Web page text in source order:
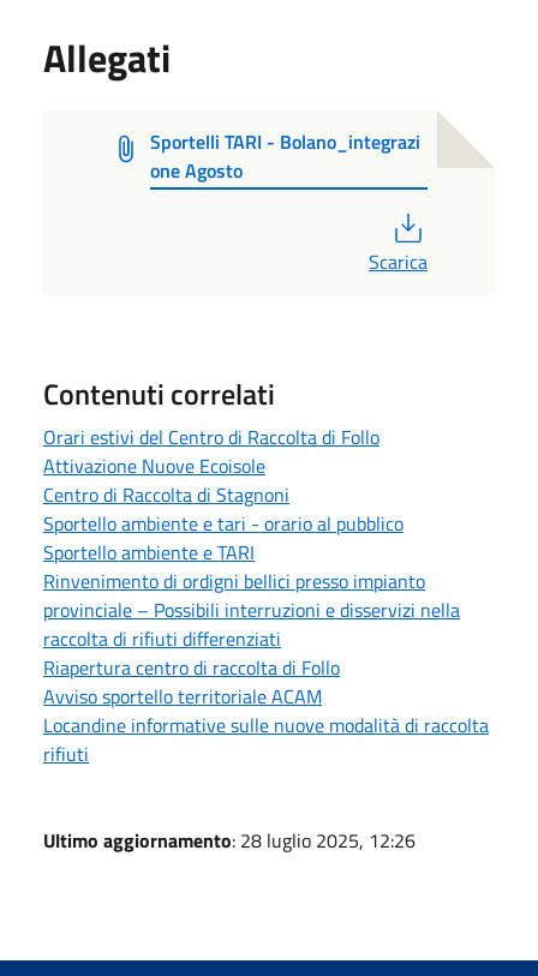
Allegati
Sportelli TARI - Bolano_integrazi
one Agosto
Scarica
Contenuti correlati
Orari estivi del Centro di Raccolta di Follo
Attivazione Nuove Ecoisole
Centro di Raccolta di Stagnoni
Sportello ambiente e tari - orario al pubblico
Sportello ambiente e TARI
Rinvenimento di ordigni bellici presso impianto
provinciale – Possibili interruzioni e disservizi nella
raccolta di rifiuti differenziati
Riapertura centro di raccolta di Follo
Avviso sportello territoriale ACAM
Locandine informative sulle nuove modalità di raccolta
rifiuti
Ultimo aggiornamento: 28 luglio 2025, 12:26